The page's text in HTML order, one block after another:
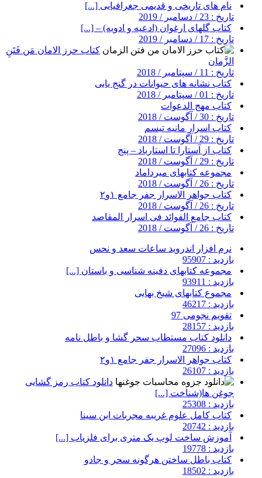
نام های تاریخی و قدیمی جغرافیایی [...]
تاریخ : 23 / دسامبر / 2019
کتاب گلهای ارغوان (ادعیه و ادویه) – [...]
تاریخ : 17 / دسامبر / 2019
کتاب حرز الامان مَن فَتَنِ
الزَّمان
تاریخ : 11 / سپتامبر / 2018
کتاب نشانه های حیوانات در گنج یابی
تاریخ : 01 / سپتامبر / 2018
کتاب مهج الدعوات
تاریخ : 30 / آگوست / 2018
کتاب اسرار مانیه تیسم
تاریخ : 29 / آگوست / 2018
کتاب از آستارا تا استارباد – پنج
تاریخ : 29 / آگوست / 2018
مجموعه کتابهای میرداماد
تاریخ : 26 / آگوست / 2018
کتاب جواهر الاسرار جفر جامع ۱و۲
تاریخ : 26 / آگوست / 2018
کتاب جامع الفوائد فی اسرار المقاصد
تاریخ : 26 / آگوست / 2018
نرم افزار اندروید ساعات سعد و نحس
بازدید : 95907
مجموعه کتابهای دفینه شناسی و باستان [...]
بازدید : 93911
مجموع کتابهای شیخ بهایی
بازدید : 46217
تقویم نجومی 97
بازدید : 28157
دانلود کتاب مستطاب سحر گشا و باطل نامه
بازدید : 27096
کتاب جواهر الاسرار جفر جامع ۱و۲
بازدید : 26107
دانلود کتاب رمز گشایی
جوغن ها(شناخت [...]
بازدید : 25308
کتاب کامل علوم غریبه مجربات ابن سینا
بازدید : 20742
آموزش ساخت لوپ یک متری برای فلزیاب [...]
بازدید : 19778
کتاب باطل ساختن هرگونه سحر و جادو
بازدید : 18502